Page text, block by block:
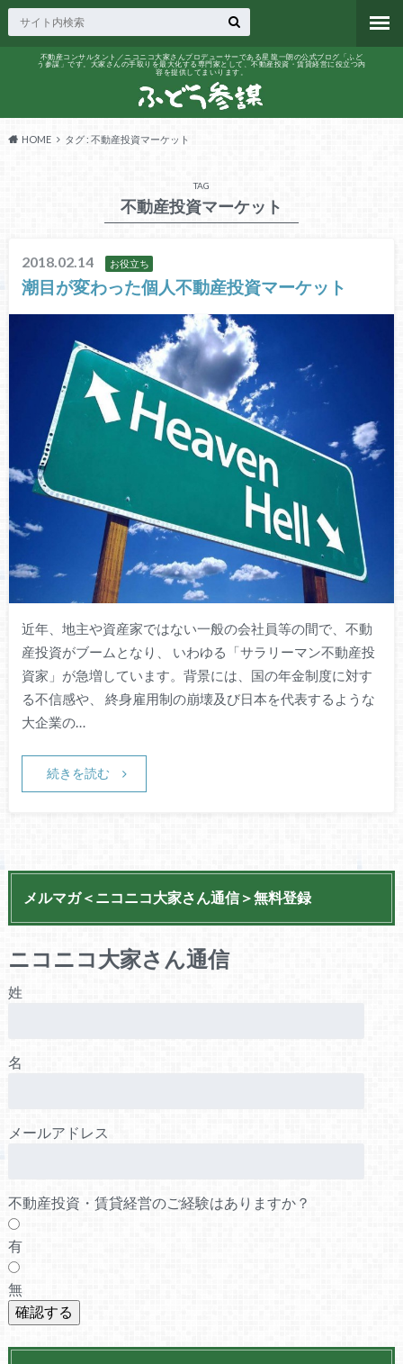
不動産コンサルタント／ニコニコ大家さんプロデューサーである星 龍一朗の公式ブログ「ふど
う参謀」です。大家さんの手取りを最大化する専門家として、不動産投資・賃貸経営に役立つ内
容を提供してまいります。
HOME タグ : 不動産投資マーケット
TAG
不動産投資マーケット
2018.02.14 お役立ち
潮目が変わった個人不動産投資マーケット
近年、地主や資産家ではない一般の会社員等の間で、不動
産投資がブームとなり、 いわゆる「サラリーマン不動産投
資家」が急増しています。背景には、国の年金制度に対す
る不信感や、 終身雇用制の崩壊及び日本を代表するような
大企業の…
続きを読む
メルマガ＜ニコニコ大家さん通信＞無料登録
ニコニコ大家さん通信
姓
名
メールアドレス
不動産投資・賃貸経営のご経験はありますか？
有
無